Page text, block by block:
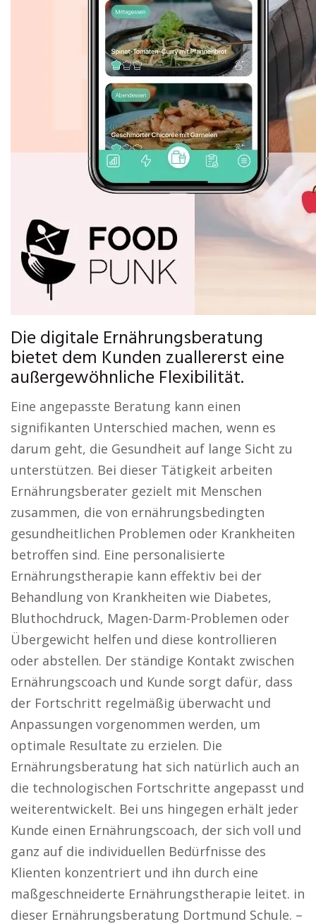
Die digitale Ernährungsberatung
bietet dem Kunden zuallererst eine
außergewöhnliche Flexibilität.
Eine angepasste Beratung kann einen
signifikanten Unterschied machen, wenn es
darum geht, die Gesundheit auf lange Sicht zu
unterstützen. Bei dieser Tätigkeit arbeiten
Ernährungsberater gezielt mit Menschen
zusammen, die von ernährungsbedingten
gesundheitlichen Problemen oder Krankheiten
betroffen sind. Eine personalisierte
Ernährungstherapie kann effektiv bei der
Behandlung von Krankheiten wie Diabetes,
Bluthochdruck, Magen-Darm-Problemen oder
Übergewicht helfen und diese kontrollieren
oder abstellen. Der ständige Kontakt zwischen
Ernährungscoach und Kunde sorgt dafür, dass
der Fortschritt regelmäßig überwacht und
Anpassungen vorgenommen werden, um
optimale Resultate zu erzielen. Die
Ernährungsberatung hat sich natürlich auch an
die technologischen Fortschritte angepasst und
weiterentwickelt. Bei uns hingegen erhält jeder
Kunde einen Ernährungscoach, der sich voll und
ganz auf die individuellen Bedürfnisse des
Klienten konzentriert und ihn durch eine
maßgeschneiderte Ernährungstherapie leitet. in
dieser Ernährungsberatung Dortmund Schule. –